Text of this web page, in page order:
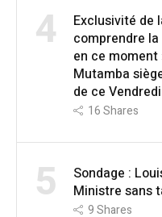
4
Exclusivité de
comprendre
en ce
Mutamba
de ce
16Shares
5
Sondage :
Ministre sans
9Shares